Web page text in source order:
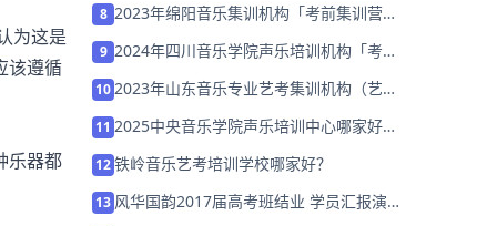
为这是
该遵循
乐器都
8 2023年绵阳音乐集训机构「考前集训营招
9 2024年四川音乐学院声乐培训机构「考前
102023年山东音乐专业艺考集训机构（艺考
11 2025中央音乐学院声乐培训中心哪家好推
12铁岭音乐艺考培训学校哪家好？
13 风华国韵2017届高考班结业 学员汇报演